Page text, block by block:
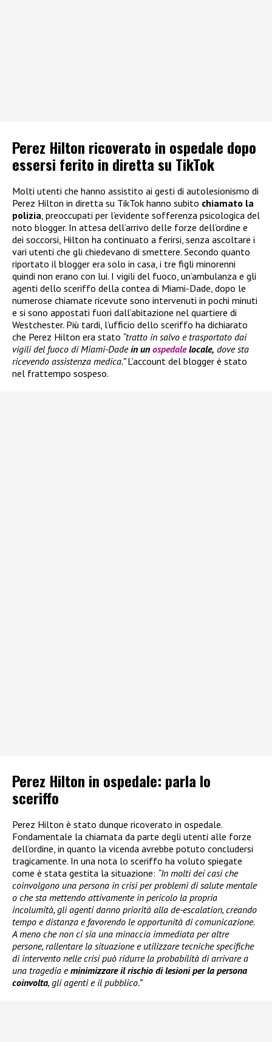
Perez Hilton ricoverato in ospedale dopo
essersi ferito in diretta su TikTok
Molti utenti che hanno assistito ai gesti di autolesionismo di
Perez Hilton in diretta su TikTok hanno subito chiamato la
polizia , preoccupati per l’evidente sofferenza psicologica del
noto blogger. In attesa dell’arrivo delle forze dell’ordine e
dei soccorsi, Hilton ha continuato a ferirsi, senza ascoltare i
vari utenti che gli chiedevano di smettere. Secondo quanto
riportato il blogger era solo in casa, i tre figli minorenni
quindi non erano con lui. I vigili del fuoco, un’ambulanza e gli
agenti dello sceriffo della contea di Miami-Dade, dopo le
numerose chiamate ricevute sono intervenuti in pochi minuti
e si sono appostati fuori dall’abitazione nel quartiere di
Westchester. Più tardi, l’ufficio dello sceriffo ha dichiarato
che Perez Hilton era stato “tratto in salvo e trasportato dai
vigili del fuoco di Miami-Dadein un ospedalelocale, dove sta
ricevendo assistenza medica.”L’account del blogger è stato
nel frattempo sospeso.
Perez Hilton in ospedale: parla lo
sceriffo
Perez Hilton è stato dunque ricoverato in ospedale.
Fondamentale la chiamata da parte degli utenti alle forze
dell’ordine, in quanto la vicenda avrebbe potuto concludersi
tragicamente. In una nota lo sceriffo ha voluto spiegate
come è stata gestita la situazione: “In molti dei casi che
coinvolgono una persona in crisi per problemi di salute mentale
o che sta mettendo attivamente in pericolo la propria
incolumità, gli agenti danno priorità alla de-escalation, creando
tempo e distanza e favorendo le opportunità di comunicazione.
A meno che non ci sia una minaccia immediata per altre
persone, rallentare la situazione e utilizzare tecniche specifiche
di intervento nelle crisi può ridurre la probabilità di arrivare a
una tragedia eminimizzare il rischio di lesioni per la persona
coinvolta, gli agenti e il pubblico.”